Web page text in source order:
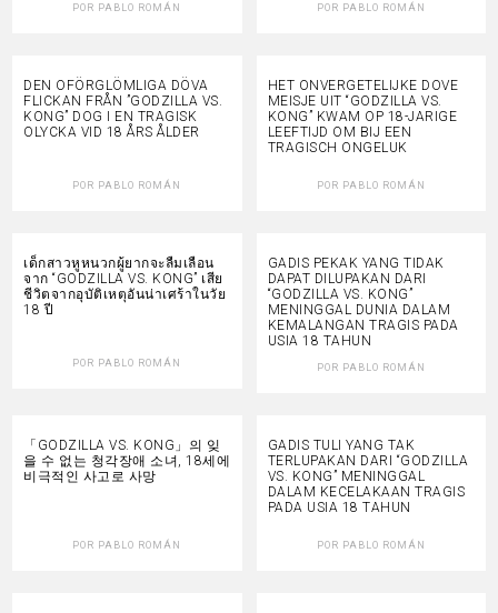
POR PABLO ROMÁN POR PABLO ROMÁN
DEN OFÖRGLÖMLIGA DÖVA
FLICKAN FRÅN ”GODZILLA VS.
KONG” DOG I EN TRAGISK
OLYCKA VID 18 ÅRS ÅLDER
POR PABLO ROMÁN
HET ONVERGETELIJKE DOVE
MEISJE UIT “GODZILLA VS.
KONG” KWAM OP 18-JARIGE
LEEFTIJD OM BIJ EEN
TRAGISCH ONGELUK
POR PABLO ROMÁN
เด็กสาวหูหนวกผู้ยากจะลืมเลือน
จาก “GODZILLA VS. KONG” เสีย
ชีวิตจากอุบัติเหตุอันน่าเศร้าในวัย
18 ปี
POR PABLO ROMÁN
GADIS PEKAK YANG TIDAK
DAPAT DILUPAKAN DARI
“GODZILLA VS. KONG”
MENINGGAL DUNIA DALAM
KEMALANGAN TRAGIS PADA
USIA 18 TAHUN
POR PABLO ROMÁN
「GODZILLA VS. KONG」의 잊
을 수 없는 청각장애 소녀, 18세에
비극적인 사고로 사망
POR PABLO ROMÁN
GADIS TULI YANG TAK
TERLUPAKAN DARI “GODZILLA
VS. KONG” MENINGGAL
DALAM KECELAKAAN TRAGIS
PADA USIA 18 TAHUN
POR PABLO ROMÁN